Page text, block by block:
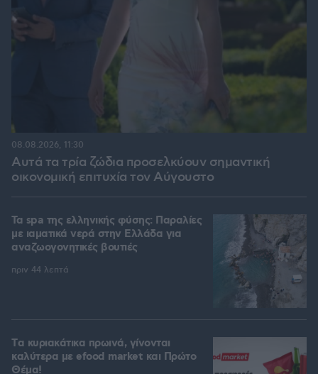
Αυτά τα τρία ζώδια προσελκύουν σημαντική
οικονομική επιτυχία τον Αύγουστο
08.08.2026, 11:30
Τα spa της ελληνικής φύσης: Παραλίες
με ιαματικά νερά στην Ελλάδα για
αναζωογονητικές βουτιές
πριν 44 λεπτά
Tα κυριακάτικα πρωινά, γίνονται
καλύτερα με efood market και Πρώτο
Θέμα!